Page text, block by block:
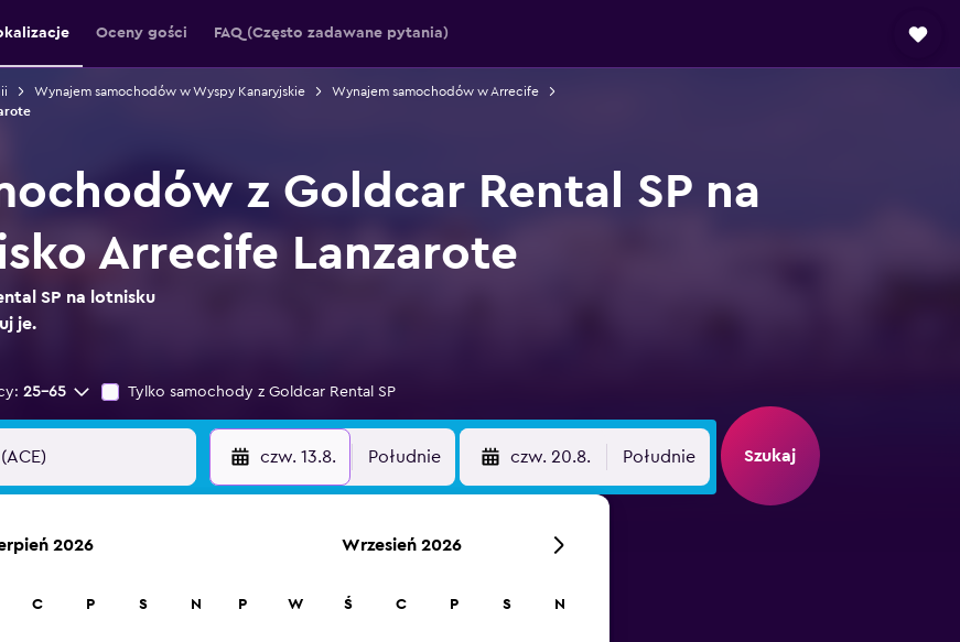
Oceny gości FAQ (Często zadawane pytania)
Wynajem samochodów w Wyspy Kanaryjskie
Wynajem samochodów w Arrecife
z Goldcar Rental SP na
Arrecife Lanzarote
SP na lotnisku
je.
25-65 Tylko samochody z Goldcar Rental SP
czw. 13.8. Południe czw. 20.8. Południe Szukaj
2026
C P S N
Wrzesień 2026
P W Ś C P S N